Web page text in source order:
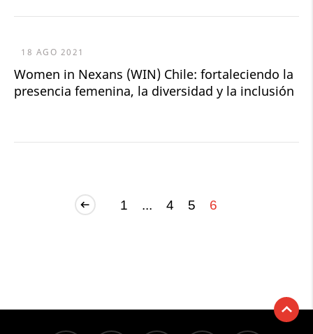
18 AGO 2021
Women in Nexans (WIN) Chile: fortaleciendo la
presencia femenina, la diversidad y la inclusión
1 ... 4 5 6